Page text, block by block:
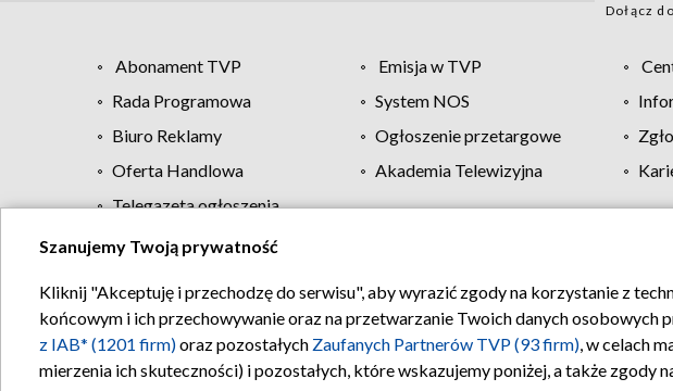
Dołącz
Abonament TVP Emisja w TVP
Rada Programowa
System NOS
Biuro Reklamy
Ogłoszenie przetargowe
Oferta Handlowa
Akademia Telewizyjna
Telegazeta ogłoszenia
Regulamin TVP Polityka prywatności
Szanujemy Twoją prywatność
Kliknij "Akceptuję i przechodzę do serwisu", aby wyrazić zgody na korzystanie z
końcowym i ich przechowywanie oraz na przetwarzanie Twoich danych osobowych
z IAB* (1201 firm)oraz pozostałych Zaufanych Partnerów TVP (93 firm), w celach
mierzenia ich skuteczności) i pozostałych, które wskazujemy poniżej, a także zgody